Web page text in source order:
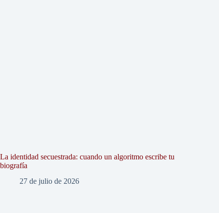
La identidad secuestrada: cuando un algoritmo escribe tu
biografía
27 de julio de 2026